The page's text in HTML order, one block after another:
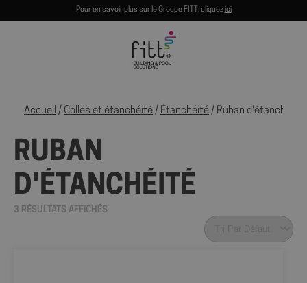
Pour en savoir plus sur le Groupe FITT, cliquezici
Accueil / Colles et étanchéité / Étanchéité / Ruban d'étanchéité
RUBAN
D'ÉTANCHÉITÉ
3 RÉSULTATS AFFICHÉS